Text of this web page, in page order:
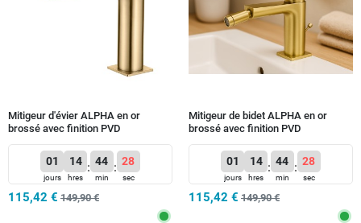
Mitigeur d'évier ALPHA en or
brossé avec finition PVD
01
jours
14
hres
: 44
min
: 26
sec
115,42 € 149,90 €
Mitigeur de bidet ALPHA en or
brossé avec finition PVD
01
jours
14
hres
: 44
min
: 26
sec
115,42 € 149,90 €